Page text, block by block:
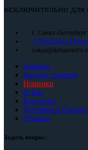
исключительно для
г. Санкт-Петербург
+79110211133
Главная
Каталог товаров
Новинки
О Нас
Контакты
Доставка и Оплата
Отзывы
Задать вопрос: